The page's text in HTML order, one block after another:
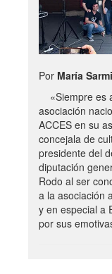
Por María
«Siempre es
asociación
ACCES en su
concejala de
presidente del
diputación
Rodo al ser
a la asociación
y en especial a
por sus